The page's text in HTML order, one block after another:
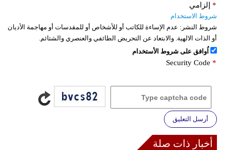
إلزامي *
شروط الاستخدام
شروط النشر: عدم الإساءة للكاتب أو للأشخاص أو للمقدسات أو مهاجمة الأديان
أو الذات الالهية. والابتعاد عن التحريض الطائفي والعنصري والشتائم.
اُوافق على شروط الأستخدام
Security Code *
أرسل التعليق
أخبار ذات صلة